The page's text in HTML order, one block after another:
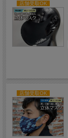
店舗受取OK
店舗受取OK